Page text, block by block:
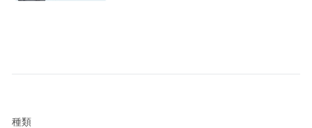
種類